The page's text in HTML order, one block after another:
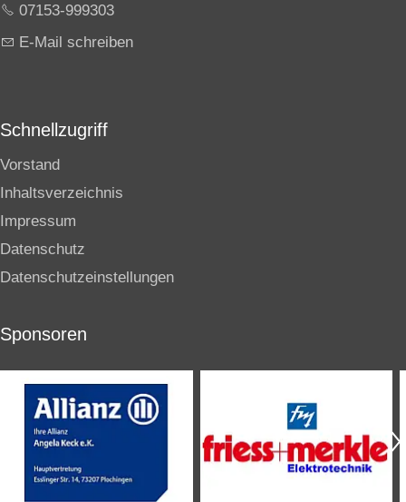
07153-999303
E-Mail schreiben
Schnellzugriff
Vorstand
Inhaltsverzeichnis
Impressum
Datenschutz
Datenschutzeinstellungen
Sponsoren